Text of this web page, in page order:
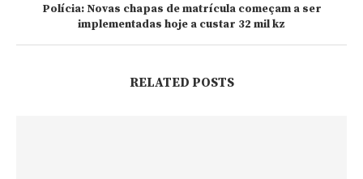
Polícia: Novas chapas de matrícula começam a ser
implementadas hoje a custar 32 mil kz
RELATED POSTS